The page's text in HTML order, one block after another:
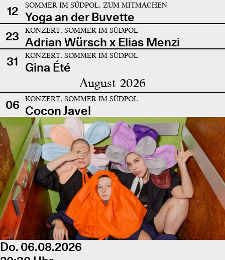
12 SOMMER IM SÜDPOL, ZUM MITMACHEN
Yoga an der Buvette
23
KONZERT, SOMMER IM SÜDPOL
Adrian Würsch x Elias Menzi
31
KONZERT, SOMMER IM SÜDPOL
Gina Été
August 2026
06 KONZERT, SOMMER IM SÜDPOL
Cocon Javel
Do. 06.08.2026